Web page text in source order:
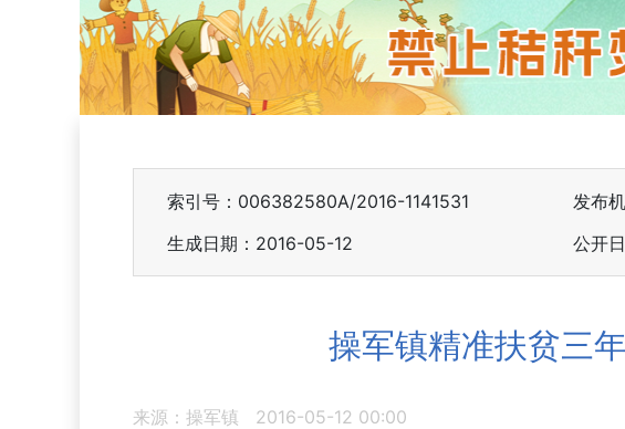
索引号：006382580A/2016-1141531 发布
生成日期：2016-05-12
公开
操军镇精准扶贫三
来源：操军镇 2016-05-12 00:00